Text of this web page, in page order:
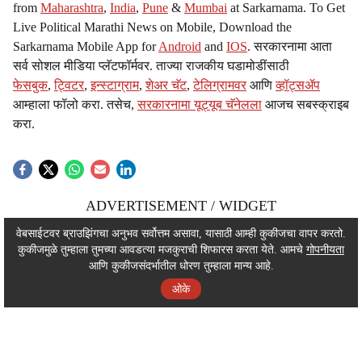
from Maharashtra, India, Pune & Mumbai at Sarkarnama. To Get
Live Political Marathi News on Mobile, Download the
Sarkarnama Mobile App forAndroid and IOS. सरकारनामा आता
सर्व सोशल मीडिया प्लॅटफॉर्मवर. ताज्या राजकीय घडामोडींसाठी
फेसबुक,ट्विटर,इन्स्टाग्राम,शेअर चॅट,टेलिग्रामवर आणिव्हॉट्सॲप
आम्हाला फॉलो करा. तसेच,सरकारनामा यूट्यूब चॅनेलला आजच सबस्क्राइब
करा.
ADVERTISEMENT / WIDGET
ADVERTISEMENT / WIDGET
ADVERTISEMENT / WIDGET
वेबसाईटवर ब्राउझिंगचा अनुभव सर्वोत्तम असावा, यासाठी आम्ही कुकीजचा वापर करतो.
कुकीजमुळे तुम्हाला तुमच्या आवडत्या मजकुराची शिफारस करता येते. आमचे गोपनीयता
आणि कुकीजसंदर्भातील धोरण तुम्हाला मान्य आहे.
ओके